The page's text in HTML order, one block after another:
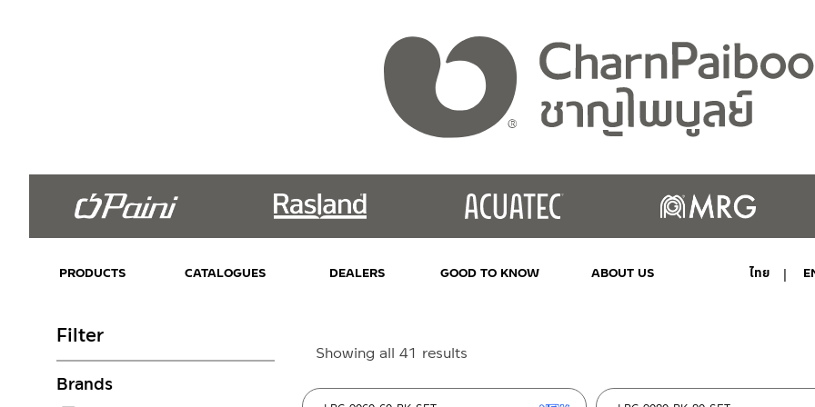
PRODUCTS CATALOGUES DEALERS GOOD TO KNOW ABOUT US ไทย
Showing all 41 results
latest
Filter
Brands